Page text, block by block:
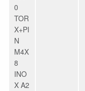
0
TOR
X+PI
N
M4X
8
INO
X A2